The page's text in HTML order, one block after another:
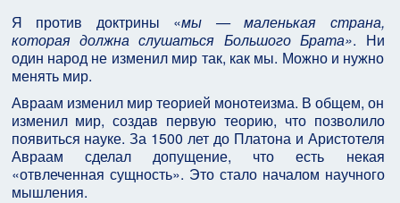
Я против доктрины «мы — маленькая страна,
которая должна слушаться Большого Брата». Ни
один народ не изменил мир так, как мы. Можно и нужно
менять мир.
Авраам изменил мир теорией монотеизма. В общем, он
изменил мир, создав первую теорию, что позволило
появиться науке. За 1500 лет до Платона и Аристотеля
Авраам сделал допущение, что есть некая
«отвлеченная сущность». Это стало началом научного
мышления.